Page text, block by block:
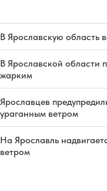
В Ярославскую область
В Ярославской области
жарким
Ярославцев
ураганным ветром
На Ярославль
ветром